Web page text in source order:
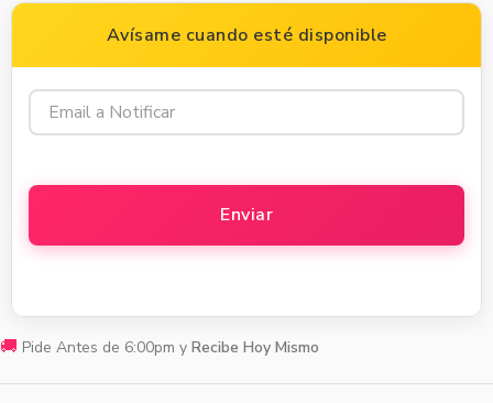
Avísame cuando esté disponible
🚚 Pide Antes de 6:00pm y Recibe Hoy Mismo